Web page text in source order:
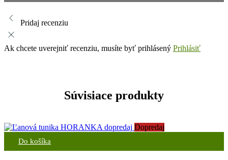
Pridaj recenziu
Ak chcete uverejniť recenziu, musíte byť prihlásený Prihlásiť
Súvisiace produkty
Dopredaj
Do košíka